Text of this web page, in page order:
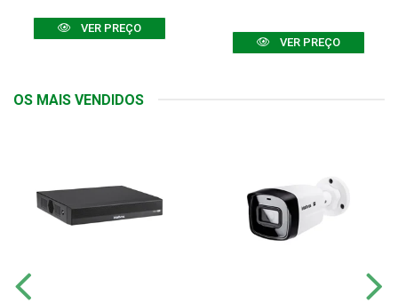
VER PREÇO
VER PREÇO
OS MAIS VENDIDOS